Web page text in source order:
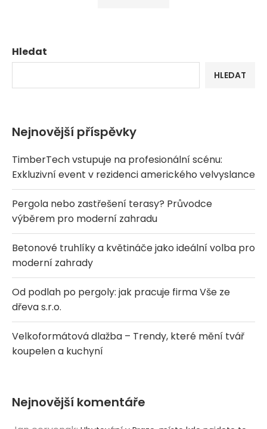
Hledat
HLEDAT
Nejnovější příspěvky
TimberTech vstupuje na profesionální scénu:
Exkluzivní event v rezidenci amerického velvyslance
Pergola nebo zastřešení terasy? Průvodce
výběrem pro moderní zahradu
Betonové truhlíky a květináče jako ideální volba pro
moderní zahrady
Od podlah po pergoly: jak pracuje firma Vše ze
dřeva s.r.o.
Velkoformátová dlažba – Trendy, které mění tvář
koupelen a kuchyní
Nejnovější komentáře